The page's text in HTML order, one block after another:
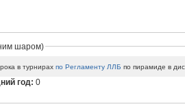
шаром)
в турнирахпо Регламенту ЛЛБ по пирамиде в
год:0